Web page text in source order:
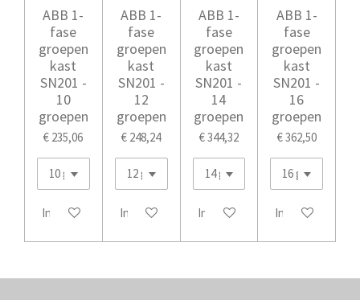
ABB 1-
fase
groepen
kast
SN201 -
10
groepen
€ 235,06
In winkelwagen
ABB 1-
fase
groepen
kast
SN201 -
12
groepen
€ 248,24
In winkelwagen
ABB 1-
fase
groepen
kast
SN201 -
14
groepen
€ 344,32
In winkelwagen
ABB 1-
fase
groepen
kast
SN201 -
16
groepen
€ 362,50
In winkelwagen